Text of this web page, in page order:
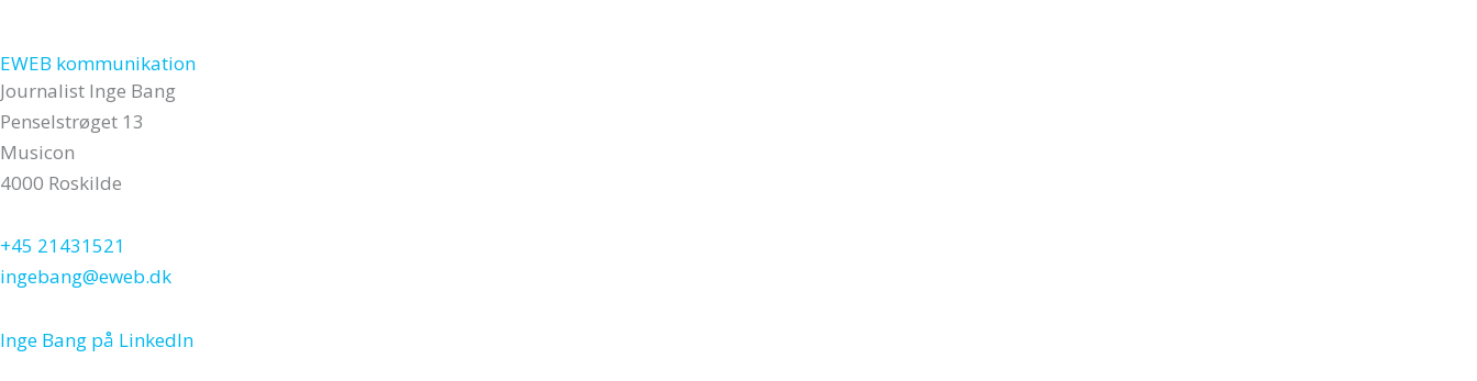
EWEB kommunikation
Journalist Inge Bang
Penselstrøget 13
Musicon
4000 Roskilde
+45 21431521
ingebang@eweb.dk
Inge Bang på LinkedIn